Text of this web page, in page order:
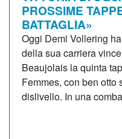
PROSSIME
BATTAGLIA»
Oggi Demi Vollering
della sua carriera
Beaujolais la quinta
Femmes, con ben otto
dislivello. In una